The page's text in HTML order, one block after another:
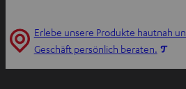
n
T
a
Erlebe unsere Produkte hautnah
Geschäft persönlich beraten.